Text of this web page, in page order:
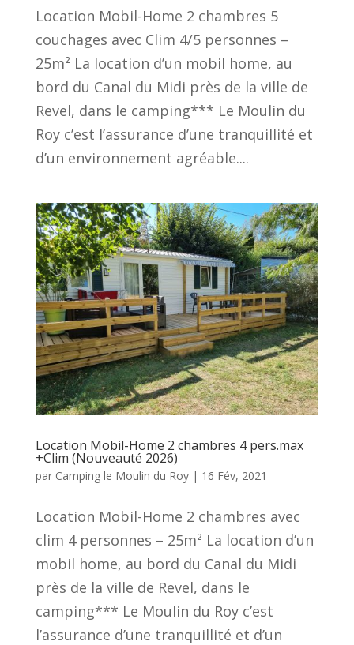
Location Mobil-Home 2 chambres 5
couchages avec Clim 4/5 personnes –
25m² La location d’un mobil home, au
bord du Canal du Midi près de la ville de
Revel, dans le camping*** Le Moulin du
Roy c’est l’assurance d’une tranquillité et
d’un environnement agréable....
Location Mobil-Home 2 chambres 4 pers.max
+Clim (Nouveauté 2026)
par Camping le Moulin du Roy| 16 Fév, 2021
Location Mobil-Home 2 chambres avec
clim 4 personnes – 25m² La location d’un
mobil home, au bord du Canal du Midi
près de la ville de Revel, dans le
camping*** Le Moulin du Roy c’est
l’assurance d’une tranquillité et d’un